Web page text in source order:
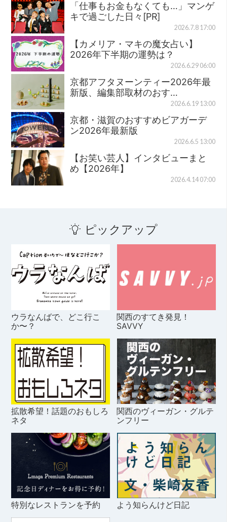
「仕事もお金もなくても…」マンゲ
キで過ごした日々[PR]
2026.7.8 17:00
【カメリア・マキの魔女占い】
2026年下半期の運勢は？
2026.6.29 06:00
京都アフタヌーンティー2026年最
新版、編集部取材のおす…
2026.6.19 13:00
京都・滋賀のおすすめビアガーデ
ン2026年最新版
2026.6.5 13:00
【お笑い芸人】インタビューまと
め【2026年】
2026.4.14 07:00
ピックアップ
ウラなんばで、どこ行こ
か〜？
関西のすてき発見！
SAVVY
拡散希望！話題のおもしろ
ネタ
関西のヴィーガン・グルテ
ンフリー
特別なレストランを予約 よう知らんけど日記